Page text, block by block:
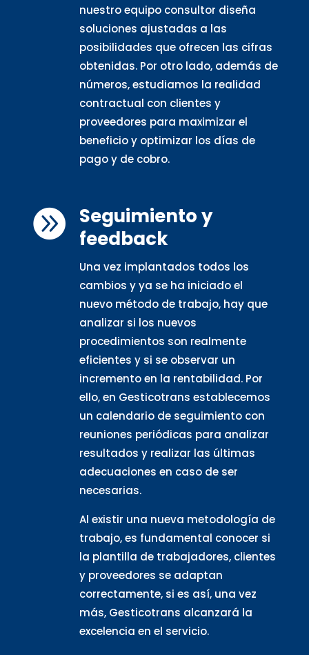
nuestro equipo consultor diseña
soluciones ajustadas a las
posibilidades que ofrecen las cifras
obtenidas. Por otro lado, además de
números, estudiamos la realidad
contractual con clientes y
proveedores para maximizar el
beneficio y optimizar los días de
pago y de cobro.
 Seguimiento y
feedback
Una vez implantados todos los
cambios y ya se ha iniciado el
nuevo método de trabajo, hay que
analizar si los nuevos
procedimientos son realmente
eficientes y si se observar un
incremento en la rentabilidad. Por
ello, en Gesticotrans establecemos
un calendario de seguimiento con
reuniones periódicas para analizar
resultados y realizar las últimas
adecuaciones en caso de ser
necesarias.
Al existir una nueva metodología de
trabajo, es fundamental conocer si
la plantilla de trabajadores, clientes
y proveedores se adaptan
correctamente, si es así, una vez
más, Gesticotrans alcanzará la
excelencia en el servicio.